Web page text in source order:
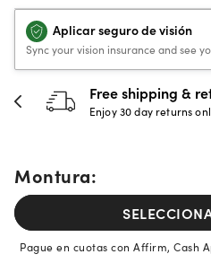
Aplicar seguro de visión
Sync your vision insurance and see
Free shipping &
Enjoy 30 day returns
Montura:
Pague en cuotas con Affirm, Cash